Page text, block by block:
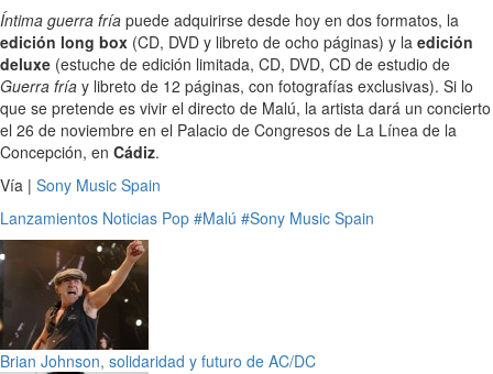
Íntima guerra fría puede adquirirse desde hoy en dos formatos, la
edición long box (CD, DVD y libreto de ocho páginas) y la edición
deluxe (estuche de edición limitada, CD, DVD, CD de estudio de
Guerra fría y libreto de 12 páginas, con fotografías exclusivas). Si lo
que se pretende es vivir el directo de Malú, la artista dará un concierto
el 26 de noviembre en el Palacio de Congresos de La Línea de la
Concepción, en Cádiz.
Vía | Sony Music Spain
Lanzamientos Noticias Pop #Malú #Sony Music Spain
Brian Johnson, solidaridad y futuro de AC/DC